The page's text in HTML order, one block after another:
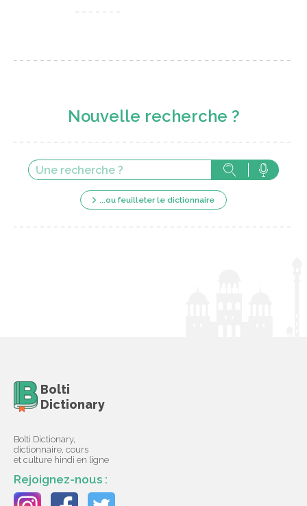
Nouvelle recherche ?
...ou feuilleter le dictionnaire
Bolti
Dictionary
Bolti Dictionary,
dictionnaire, cours
et culture hindi en ligne
Rejoignez-nous :